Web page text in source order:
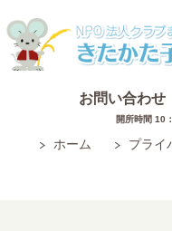
お問い合わせ
開所時間 10
ホーム プライ